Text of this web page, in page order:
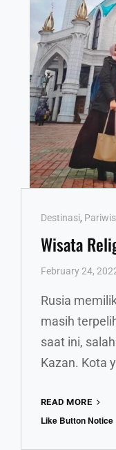
Cat
Links
Destinasi,
Wisata
February 24,
Rusia
masih
saat ini,
Kazan. Kota
READ MORE
Like Button Notice